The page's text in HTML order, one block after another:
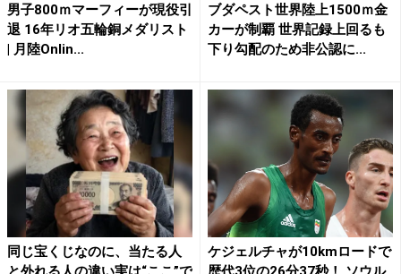
男子800ｍマーフィーが現役引
退 16年リオ五輪銅メダリスト
| 月陸Onlin...
ブダペスト世界陸上1500ｍ金
カーが制覇 世界記録上回るも
下り勾配のため非公認に...
同じ宝くじなのに、当たる人
ケジェルチャが10kmロードで